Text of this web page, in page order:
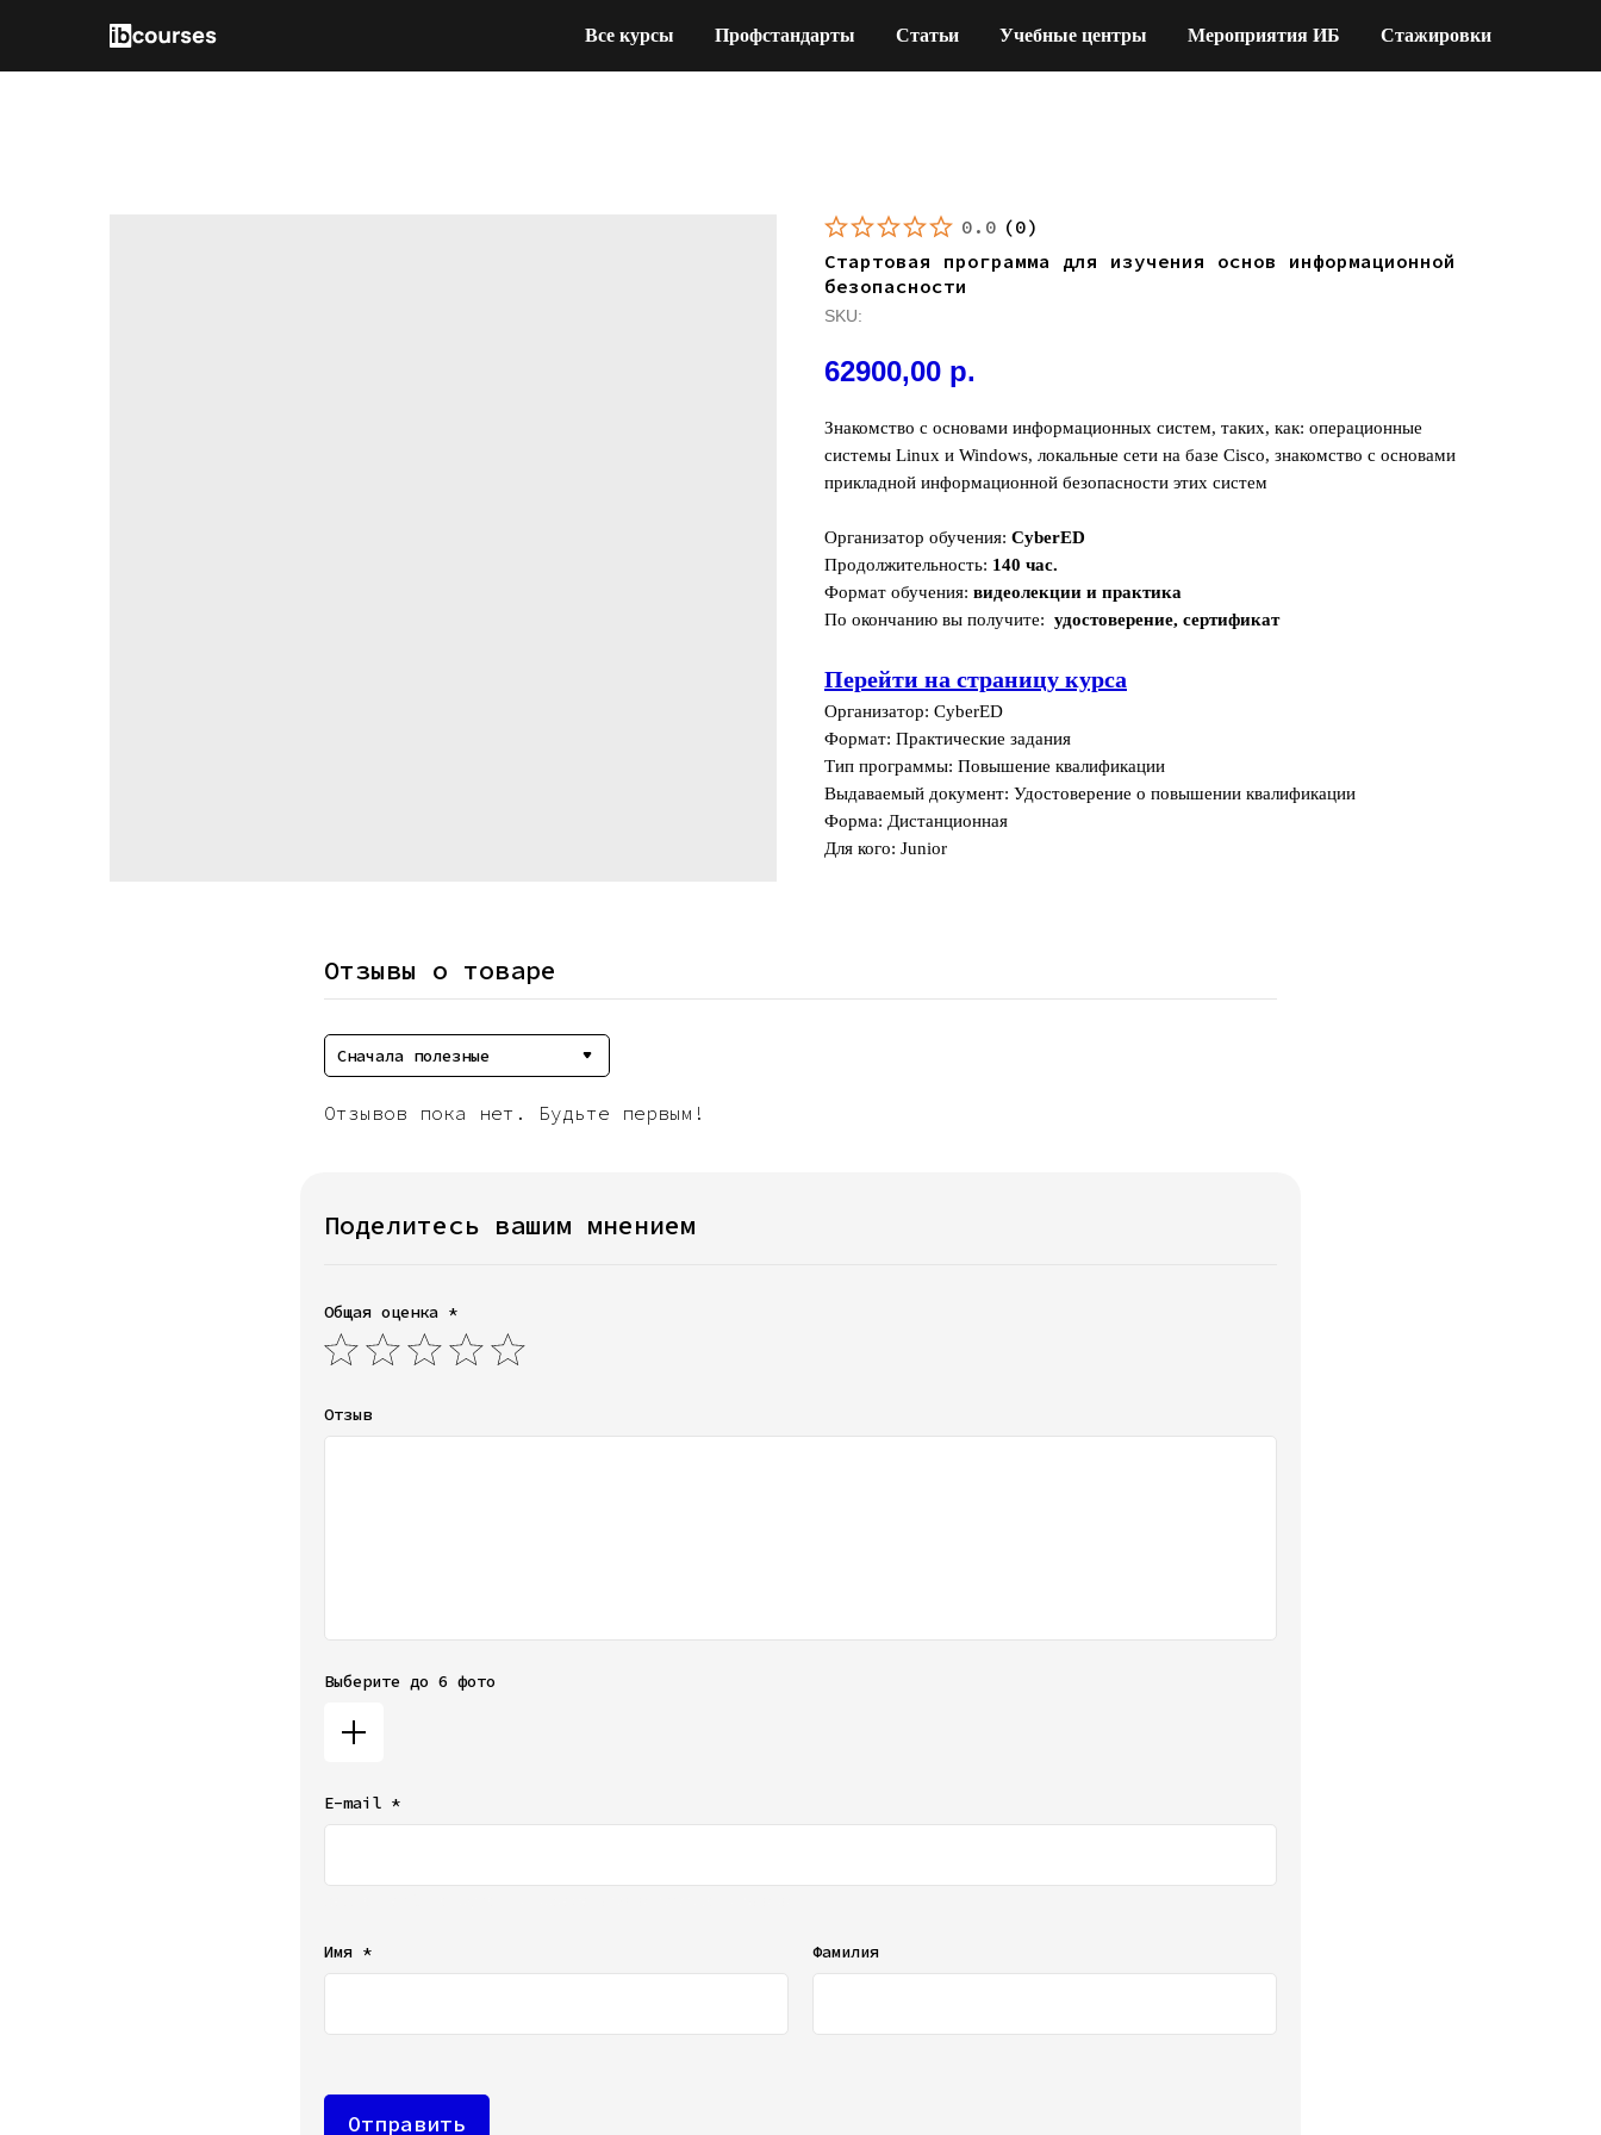
Все курсы Профстандарты Статьи Учебные центры Мероприятия ИБ Стажировки
0.0 (0)
Стартовая программа для изучения основ информационной
безопасности
SKU:
62900,00 р.
Знакомство с основами информационных систем, таких, как: операционные
системы Linux и Windows, локальные сети на базе Cisco, знакомство с основами
прикладной информационной безопасности этих систем
Организатор обучения: CyberED
Продолжительность: 140 час.
Формат обучения: видеолекции и практика
По окончанию вы получите: удостоверение, сертификат
Перейти на страницу курса
Организатор: CyberED
Формат: Практические задания
Тип программы: Повышение квалификации
Выдаваемый документ: Удостоверение о повышении квалификации
Форма: Дистанционная
Для кого: Junior
Отзывы о товаре
Сначала полезные
Отзывов пока нет. Будьте первым!
Поделитесь вашим мнением
Общая оценка *
Отзыв
Выберите до 6 фото
E-mail *
Имя * Фамилия
Отправить